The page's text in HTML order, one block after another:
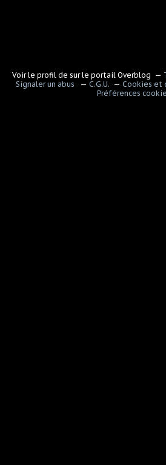
Voir le profil de sur le portail Overblog
Signaler un abus
C.G.U.
Cookies et
Préférences